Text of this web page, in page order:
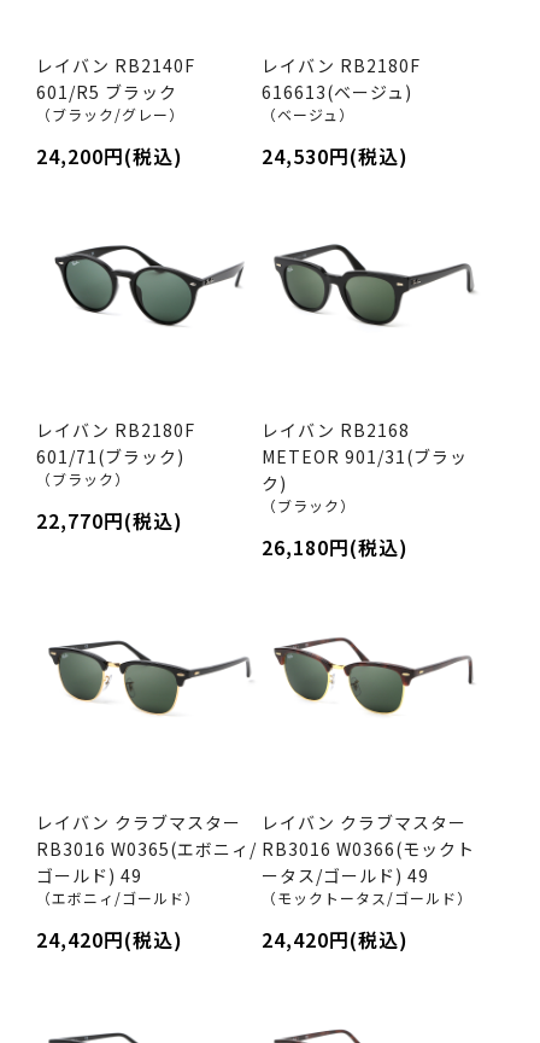
レイバン RB2140F
601/R5 ブラック
（ブラック/グレー）
24,200円(税込)
レイバン RB2180F
616613(ベージュ)
（ベージュ）
24,530円(税込)
レイバン RB2180F
601/71(ブラック)
（ブラック）
22,770円(税込)
レイバン RB2168
METEOR 901/31(ブラッ
ク)
（ブラック）
26,180円(税込)
レイバン クラブマスター
RB3016 W0365(エボニィ/
ゴールド) 49
（エボニィ/ゴールド）
24,420円(税込)
レイバン クラブマスター
RB3016 W0366(モックト
ータス/ゴールド) 49
（モックトータス/ゴールド）
24,420円(税込)